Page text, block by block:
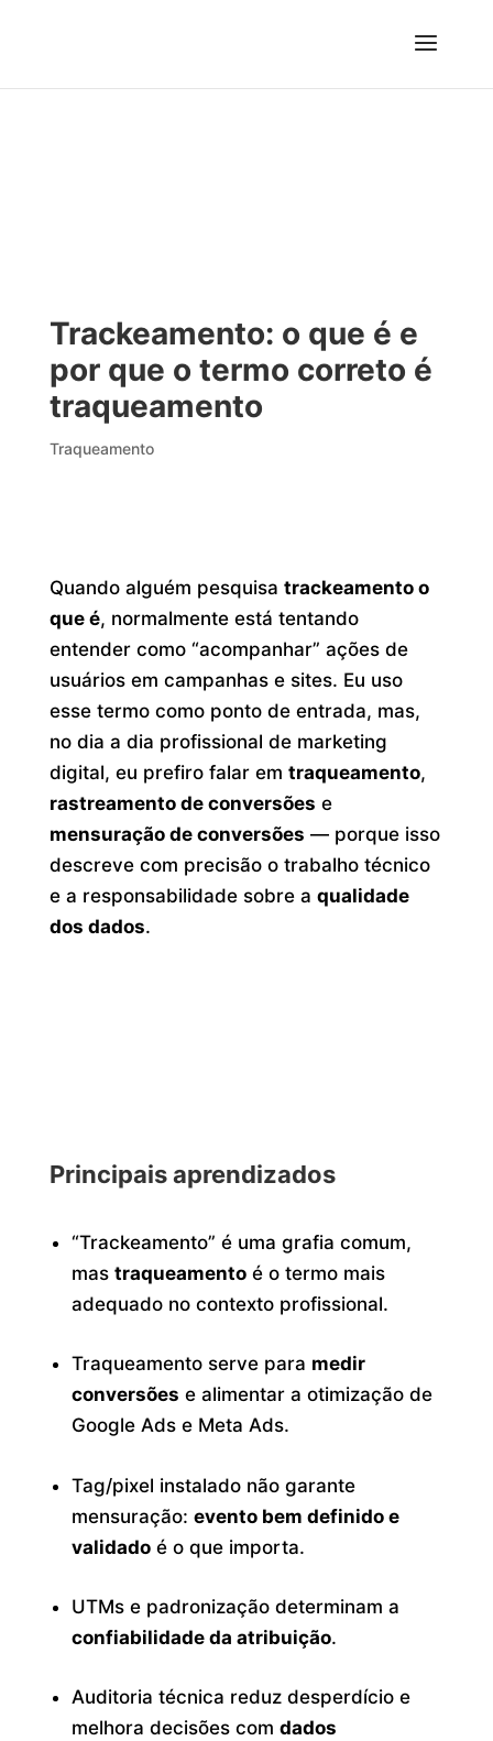
Trackeamento: o que é e
por que o termo correto é
traqueamento
Traqueamento
Quando alguém pesquisa trackeamento o
que é, normalmente está tentando
entender como “acompanhar” ações de
usuários em campanhas e sites. Eu uso
esse termo como ponto de entrada, mas,
no dia a dia profissional de marketing
digital, eu prefiro falar em traqueamento,
rastreamento de conversões e
mensuração de conversões — porque isso
descreve com precisão o trabalho técnico
e a responsabilidade sobre a qualidade
dos dados.
Principais aprendizados
“Trackeamento” é uma grafia comum,
mastraqueamento é o termo mais
adequado no contexto profissional.
Traqueamento serve para medir
conversões e alimentar a otimização de
Google Ads e Meta Ads.
Tag/pixel instalado não garante
mensuração:evento bem definido e
validado é o que importa.
UTMs e padronização determinam a
confiabilidade da atribuição.
Auditoria técnica reduz desperdício e
melhora decisões comdados